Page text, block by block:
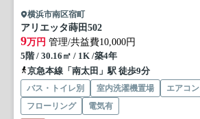
横浜市南区宿町
アリエッタ蒔田 502
9万円 管理/共益費10,000円
5階 / 30.16㎡ / 1K /築4年
京急本線「南太田」駅 徒歩9分
バス・トイレ別 室内洗濯機置場 エアコン
フローリング
電気有